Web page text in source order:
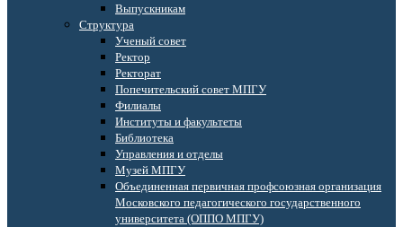
Выпускникам
Структура
Ученый совет
Ректор
Ректорат
Попечительский совет МПГУ
Филиалы
Институты и факультеты
Библиотека
Управления и отделы
Музей МПГУ
Объединенная первичная профсоюзная организация
Московского педагогического государственного
университета (ОППО МПГУ)